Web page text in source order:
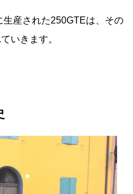
産された250GTEは、その
いきます。